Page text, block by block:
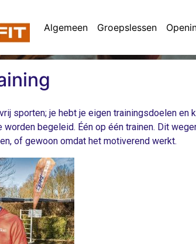
Algemeen Groepslessen
sporten; je hebt je eigen trainingsdoelen en
begeleid. Één op één trainen. Dit
of gewoon omdat het motiverend werkt.